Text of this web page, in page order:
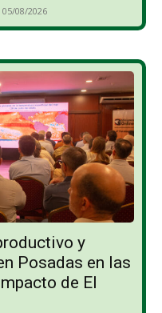
05/08/2026
y
Posadas en las
de El